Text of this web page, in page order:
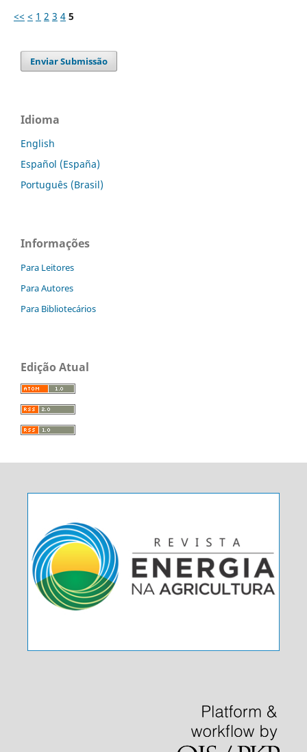
<< < 1 2 3 4 5
Enviar Submissão
Idioma
English
Español (España)
Português (Brasil)
Informações
Para Leitores
Para Autores
Para Bibliotecários
Edição Atual